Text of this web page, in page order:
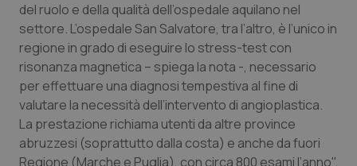
Provincia Autonoma di Trento
Puglia
Sardegna
Sicilia
Ipertensione & Scompenso
Malattie rare
Malattia di Crohn & Rettocolite Ulcerosa
Neuroscienze & patologie neurodegenerative
del ruolo e della qualità dell’ospedale aquilano nel
settore. L’ospedale San Salvatore, tra l’altro, è l’unico in
regione in grado di eseguire lo stress-test con
risonanza magnetica – spiega la nota -, necessario
per effettuare una diagnosi tempestiva al fine di
valutare la necessità dell’intervento di angioplastica.
La prestazione richiama utenti da altre province
abruzzesi (soprattutto dalla costa) e anche da fuori
Regione (Marche e Puglia), con circa 800 esami l’anno".